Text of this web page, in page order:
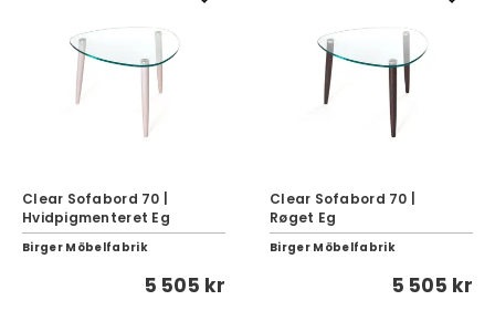
Clear Sofabord 70 |
Hvidpigmenteret Eg
Birger Möbelfabrik
5 505 kr
Clear Sofabord 70 |
Røget Eg
Birger Möbelfabrik
5 505 kr